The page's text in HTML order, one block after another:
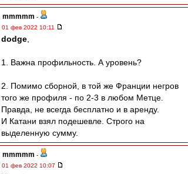
mmmmm -
01 фев 2022 10:11
dodge
1. Важна профильность. А уровень?
2. Помимо сборной, в той же Франции негров
того же профиля - по 2-3 в любом Метце.
Правда, не всегда бесплатно и в аренду.
И Катани взял подешевле. Строго на
выделенную сумму.
mmmmm -
01 фев 2022 10:07